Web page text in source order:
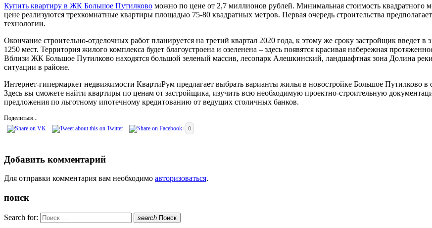
Купить квартиру в ЖК Большое Путилково можно по цене от 2,7 миллионов рублей. Минимальная стоимость квадратного
цене реализуются трехкомнатные квартиры площадью 75-80 квадратных метров. Первая очередь строительства
технологии.
Окончание строительно-отделочных работ планируется на третий квартал 2020 года, к этому же сроку застройщик введет
1250 мест. Территория жилого комплекса будет благоустроена и озеленена – здесь появятся красивая набережная
Вблизи ЖК Большое Путилково находятся большой зеленый массив, лесопарк Алешкинский, ландшафтная зона Долина реки
ситуации в районе.
Интернет-гипермаркет недвижимости КвартиРум предлагает выбрать варианты жилья в новостройке Большое Путилково в
Здесь вы сможете найти квартиры по ценам от застройщика, изучить всю необходимую проектно-строительную
предложения по льготному ипотечному кредитованию от ведущих столичных банков.
Поделиться...
0
Добавить комментарий
Для отправки комментария вам необходимо авторизоваться.
поиск
Search for: search Поиск